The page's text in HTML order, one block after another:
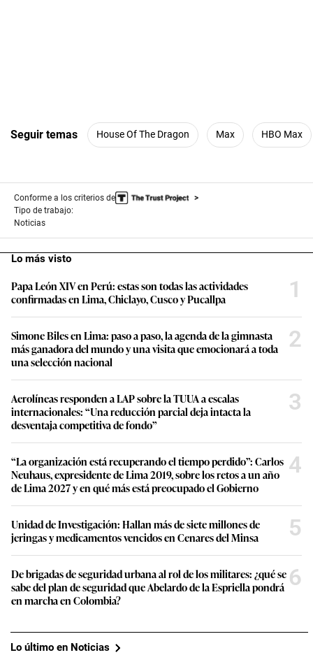
Seguir temas House Of The Dragon Max HBO Max
Conforme a los criterios de
Tipo de trabajo:
Noticias
Lo más visto
Papa León XIV en Perú: estas son todas las actividades
confirmadas en Lima, Chiclayo, Cusco y Pucallpa
1
Simone Biles en Lima: paso a paso, la agenda de la gimnasta
más ganadora del mundo y una visita que emocionará a toda
una selección nacional
2
Aerolíneas responden a LAP sobre la TUUA a escalas
internacionales: “Una reducción parcial deja intacta la
desventaja competitiva de fondo”
3
“La organización está recuperando el tiempo perdido”: Carlos
Neuhaus, expresidente de Lima 2019, sobre los retos a un año
de Lima 2027 y en qué más está preocupado el Gobierno
4
Unidad de Investigación: Hallan más de siete millones de
jeringas y medicamentos vencidos en Cenares del Minsa
5
De brigadas de seguridad urbana al rol de los militares: ¿qué se
sabe del plan de seguridad que Abelardo de la Espriella pondrá
en marcha en Colombia?
6
Lo último en Noticias